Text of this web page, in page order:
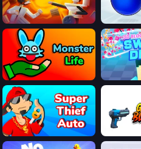
Felon Play: Ragdoll Sandbox
Monster Life
Super Thief Auto